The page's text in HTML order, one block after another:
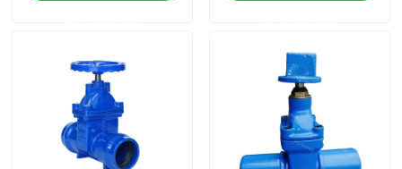
Kasus
Katup Gerbang DI